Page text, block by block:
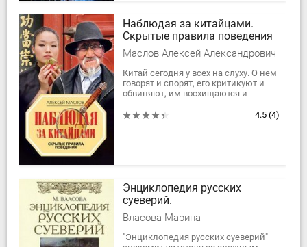
Наблюдая за китайцами.
Скрытые правила поведения
Маслов Алексей Александрович
Китай сегодня у всех на слуху. О нем
говорят и спорят, его критикуют и
обвиняют, им восхищаются и
отношения с китайцами,
4.5 (4)
Энциклопедия русских
суеверий.
Власова Марина
"Энциклопедия русских суеверий"